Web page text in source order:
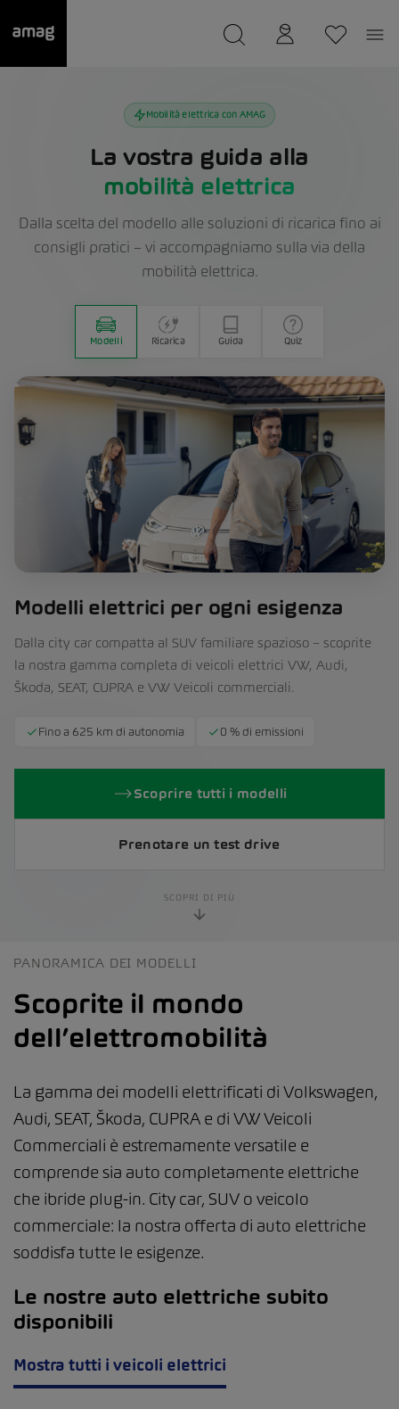
Il suo garage è stato salvato
Mobilità elettrica con AMAG
La vostra guida alla
mobilità elettrica
Dalla scelta del modello alle soluzioni di ricarica fino ai
consigli pratici – vi accompagniamo sulla via della
mobilità elettrica.
Modelli Ricarica Guida Quiz
Modelli elettrici per ogni esigenza
Dalla city car compatta al SUV familiare spazioso – scoprite
la nostra gamma completa di veicoli elettrici VW, Audi,
Škoda, SEAT, CUPRA e VW Veicoli commerciali.
Fino a 625 km di autonomia 0 % di emissioni
Scoprire tutti i modelli
Prenotare un test drive
SCOPRI DI PIÙ
PANORAMICA DEI MODELLI
Scoprite il mondo
dell’elettromobilità
La gamma dei modelli elettrificati di Volkswagen,
Audi, SEAT, Škoda, CUPRA e di VW Veicoli
Commerciali è estremamente versatile e
comprende sia auto completamente elettriche
che ibride plug-in. City car, SUV o veicolo
commerciale: la nostra offerta di auto elettriche
soddisfa tutte le esigenze.
Le nostre auto elettriche subito
disponibili
Mostra tutti i veicoli elettrici